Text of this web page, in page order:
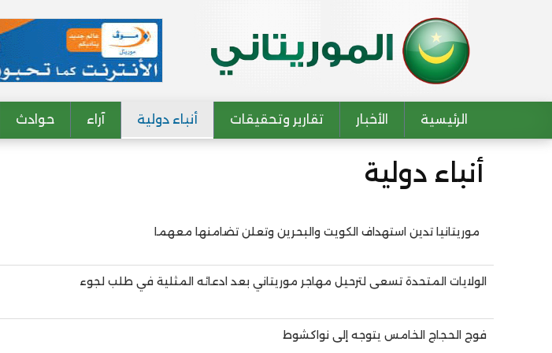
Main navigation
الرئيسية الأخبار تقارير وتحقيقات أنباء دولية آراء حوادث
أنباء دولية
موريتانيا تدين استهداف الكويت والبحرين وتعلن تضامنها معهما
الولايات المتحدة تسعى لترحيل مهاجر موريتاني بعد ادعائه المثلية في طلب لجوء
فوج الحجاج الخامس يتوجه إلى نواكشوط
Pagination